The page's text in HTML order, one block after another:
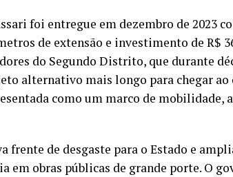
foi entregue em dezembro de 2023
de extensão e investimento de R$
do Segundo Distrito, que durante
alternativo mais longo para chegar ao
como um marco de mobilidade,
frente de desgaste para o Estado e
em obras públicas de grande porte. O